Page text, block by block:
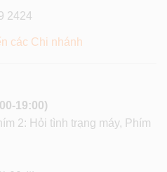
2424
các Chi nhánh
19:00)
2: Hỏi tình trạng máy, Phím